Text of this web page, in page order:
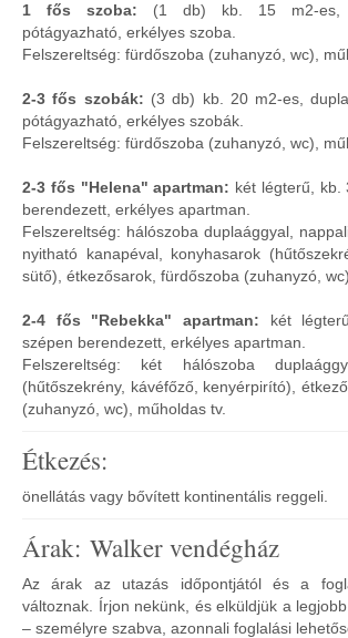
1 fős szoba: (1 db) kb. 15 m2-es,
pótágyazható, erkélyes szoba.
Felszereltség: fürdőszoba (zuhanyzó, wc),
2-3 fős szobák: (3 db) kb. 20 m2-es,
pótágyazható, erkélyes szobák.
Felszereltség: fürdőszoba (zuhanyzó, wc),
2-3 fős "Helena" apartman: két légterű, kb.
berendezett, erkélyes apartman.
Felszereltség: hálószoba duplaággyal,
nyitható kanapéval, konyhasarok
sütő), étkezősarok, fürdőszoba (zuhanyzó,
2-4 fős "Rebekka" apartman: két
szépen berendezett, erkélyes apartman.
Felszereltség: két hálószoba
(hűtőszekrény, kávéfőző, kenyérpirító),
(zuhanyzó, wc), műholdas tv.
Étkezés:
önellátás vagy bővített kontinentális reggeli.
Árak: Walker vendégház
Az árak az utazás időpontjától és a
változnak. Írjon nekünk, és elküldjük a
– személyre szabva, azonnali foglalási